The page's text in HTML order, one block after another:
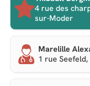
4 rue des
sur-Moder
Marelille
1 rue